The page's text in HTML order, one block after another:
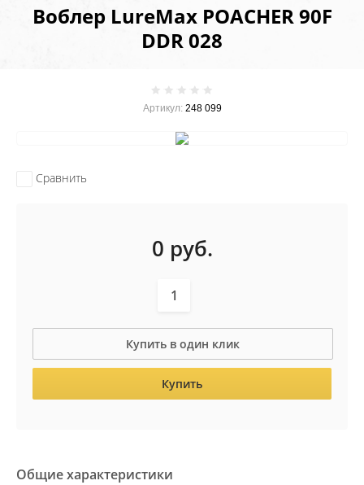
Воблер LureMax POACHER 90F
DDR 028
Артикул:248 099
Сравнить
0 руб.
Купить в один клик
Купить
Общие характеристики